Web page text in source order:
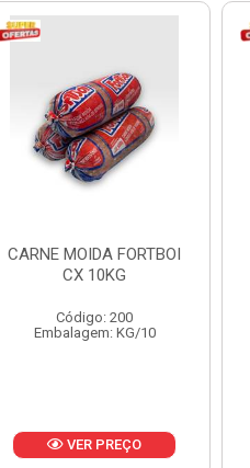
LOMBINHO BOV CONG
FRIBOI KG
Código: 297
Embalagem: CX/± 26,4 KG